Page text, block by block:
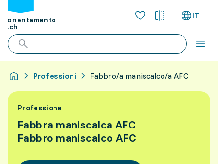
orientamento
.ch
IT
Professioni Fabbro/a maniscalco/a AFC
Professione
Fabbra maniscalca AFC
Fabbro maniscalco AFC